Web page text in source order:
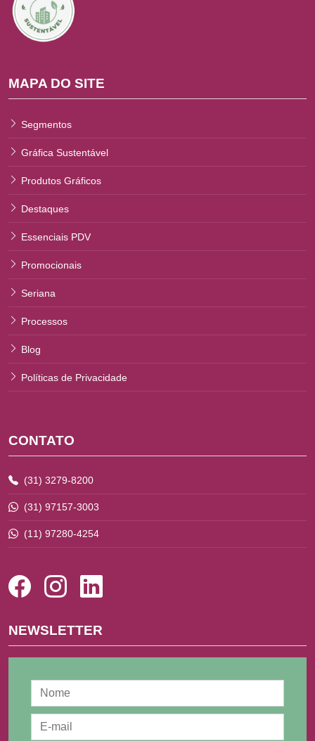
MAPA DO SITE
Segmentos
Gráfica Sustentável
Produtos Gráficos
Destaques
Essenciais PDV
Promocionais
Seriana
Processos
Blog
Políticas de Privacidade
CONTATO
(31) 3279-8200
(31) 97157-3003
(11) 97280-4254
NEWSLETTER